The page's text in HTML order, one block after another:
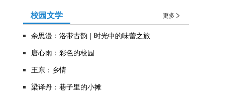
校园文学 更多
余思漫：洛带古韵 | 时光中的味蕾之旅
唐心雨：彩色的校园
王东：乡情
​梁译丹：巷子里的小摊